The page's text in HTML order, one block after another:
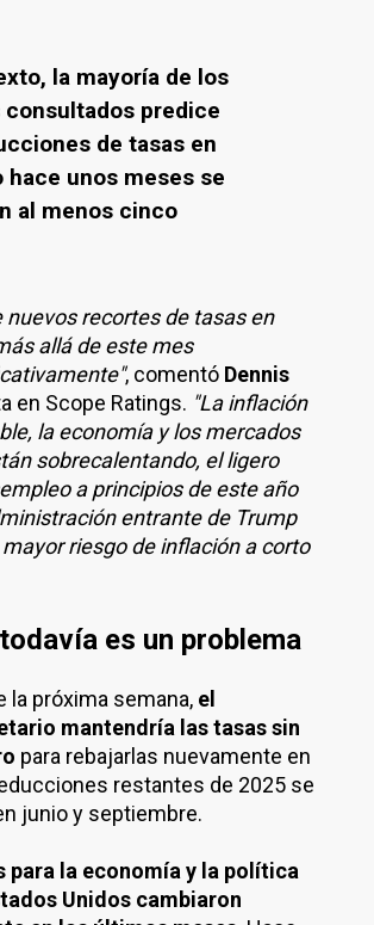
la mayoría de los
predice
de tasas en
hace unos meses se
al menos cinco
nuevos recortes de tasas en
allá de este mes
, comentó Dennis
en Scope Ratings. "La inflación
la economía y los mercados
sobrecalentando, el ligero
a principios de este año
entrante de Trump
riesgo de inflación a corto
es un problema
la próxima semana, el
mantendría las tasas sin
para rebajarlas nuevamente en
restantes de 2025 se
junio y septiembre.
para la economía y la política
Unidos cambiaron